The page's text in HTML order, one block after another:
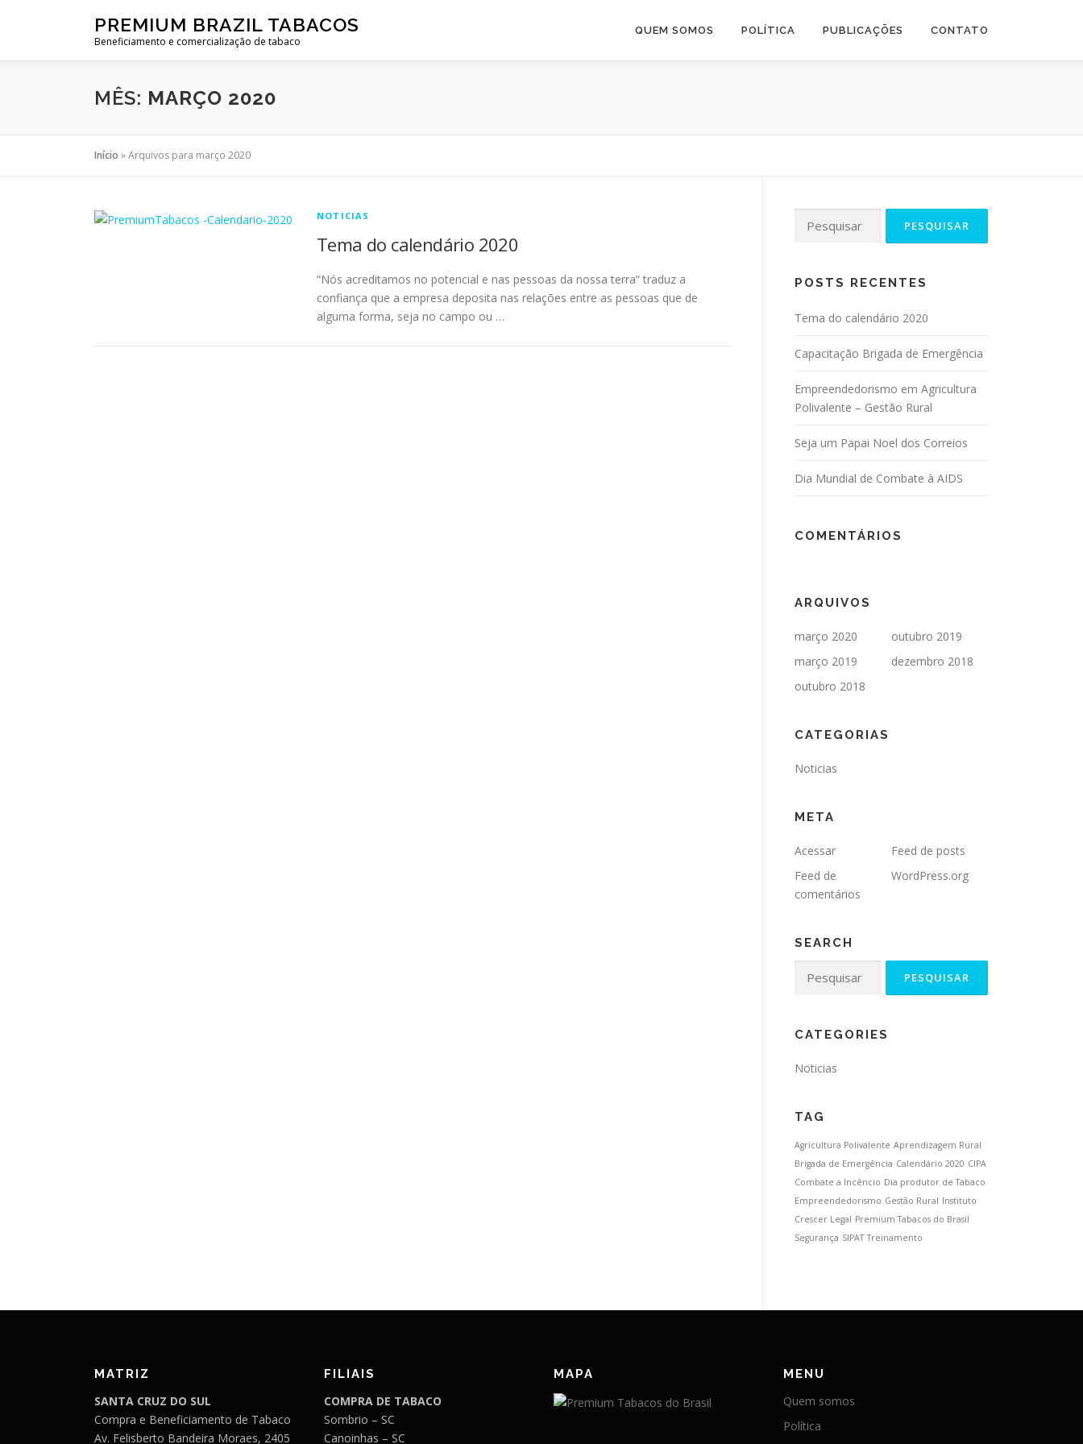
PREMIUM BRAZIL TABACOS
Beneficiamento e comercialização de tabaco
QUEM SOMOS POLÍTICA PUBLICAÇÕES CONTATO
MÊS: MARÇO 2020
Início »Arquivos para março 2020
NOTICIAS
Tema do calendário 2020
“Nós acreditamos no potencial e nas pessoas da nossa terra” traduz a
confiança que a empresa deposita nas relações entre as pessoas que de
alguma forma, seja no campo ou …
POSTS RECENTES
Tema do calendário 2020
Capacitação Brigada de Emergência
Empreendedorismo em Agricultura
Polivalente – Gestão Rural
Seja um Papai Noel dos Correios
Dia Mundial de Combate à AIDS
COMENTÁRIOS
ARQUIVOS
março 2020
outubro 2019
março 2019
dezembro 2018
outubro 2018
CATEGORIAS
Noticias
META
Acessar
Feed de posts
Feed de
comentários
WordPress.org
SEARCH
CATEGORIES
Noticias
TAG
Agricultura Polivalente Aprendizagem Rural
Brigada de Emergência Calendário 2020 CIPA
Combate a Incêncio Dia produtor de Tabaco
Empreendedorismo Gestão Rural Instituto
Crescer Legal Premium Tabacos do Brasil
Segurança SIPAT Treinamento
MATRIZ
SANTA CRUZ DO SUL
Compra e Beneficiamento de Tabaco
Av. Felisberto Bandeira Moraes, 2405
FILIAIS
COMPRA DE TABACO
Sombrio – SC
Canoinhas – SC
MAPA MENU
Quem somos
Política